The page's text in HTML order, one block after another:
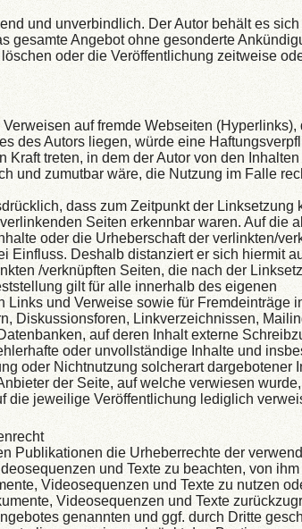
und unverbindlich. Der Autor behält es
gesamte Angebot ohne gesonderte
oder die Veröffentlichung zeitweise
auf fremde Webseiten
des Autors liegen, würde eine
Kraft treten, in dem der Autor von den
und zumutbar wäre, die Nutzung im Falle
dass zum Zeitpunkt der Linksetzung
Seiten erkennbar waren. Auf die
oder die Urheberschaft der verlinkten/
Einfluss. Deshalb distanziert er sich hiermit
/verknüpften Seiten, die nach der
gilt für alle innerhalb des eigenen
Links und Verweise sowie für Fremdeinträge
Diskussionsforen, Linkverzeichnissen,
auf deren Inhalt externe
oder unvollständige Inhalte und
oder Nichtnutzung solcherart dargebotener
der Seite, auf welche verwiesen
die jeweilige Veröffentlichung lediglich
Publikationen die Urheberrechte der
und Texte zu beachten, von
Videosequenzen und Texte zu nutzen
Videosequenzen und Texte
genannten und ggf. durch Dritte